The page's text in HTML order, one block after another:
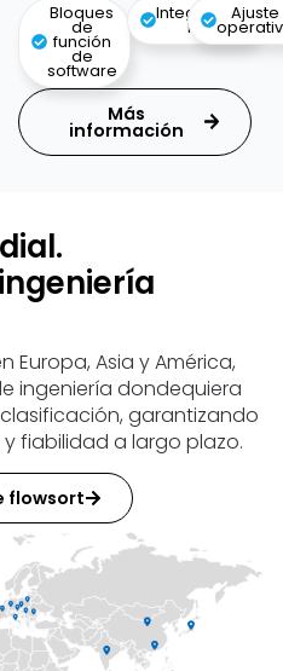
Bloques
de
función
de
software
Integración
PLC
Ajuste
Más
información
Europa, Asia y América,
ingeniería dondequiera
garantizando
fiabilidad a largo plazo.
flowsort